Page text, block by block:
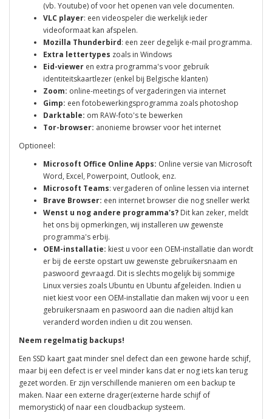
(vb. Youtube) of voor het openen van vele documenten.
VLC player: een videospeler die werkelijk ieder
videoformaat kan afspelen.
Mozilla Thunderbird: een zeer degelijk e-mail programma.
Extra lettertypes zoals in Windows
Eid-viewer en extra programma's voor gebruik
identiteitskaartlezer (enkel bij Belgische klanten)
Zoom: online-meetings of vergaderingen via internet
Gimp: een fotobewerkingsprogramma zoals photoshop
Darktable: om RAW-foto's te bewerken
Tor-browser: anonieme browser voor het internet
Optioneel:
Microsoft Office Online Apps: Online versie van Microsoft
Word, Excel, Powerpoint, Outlook, enz.
Microsoft Teams: vergaderen of online lessen via internet
Brave Browser: een internet browser die nog sneller werkt
Wenst u nog andere programma's? Dit kan zeker, meldt
het ons bij opmerkingen, wij installeren uw gewenste
programma's erbij.
OEM-installatie: kiest u voor een OEM-installatie dan wordt
er bij de eerste opstart uw gewenste gebruikersnaam en
paswoord gevraagd. Dit is slechts mogelijk bij sommige
Linux versies zoals Ubuntu en Ubuntu afgeleiden. Indien u
niet kiest voor een OEM-installatie dan maken wij voor u een
gebruikersnaam en paswoord aan die nadien altijd kan
veranderd worden indien u dit zou wensen.
Neem regelmatig backups!
Een SSD kaart gaat minder snel defect dan een gewone harde schijf,
maar bij een defect is er veel minder kans dat er nog iets kan terug
gezet worden. Er zijn verschillende manieren om een backup te
maken. Naar een externe drager(externe harde schijf of
memorystick) of naar een cloudbackup systeem.